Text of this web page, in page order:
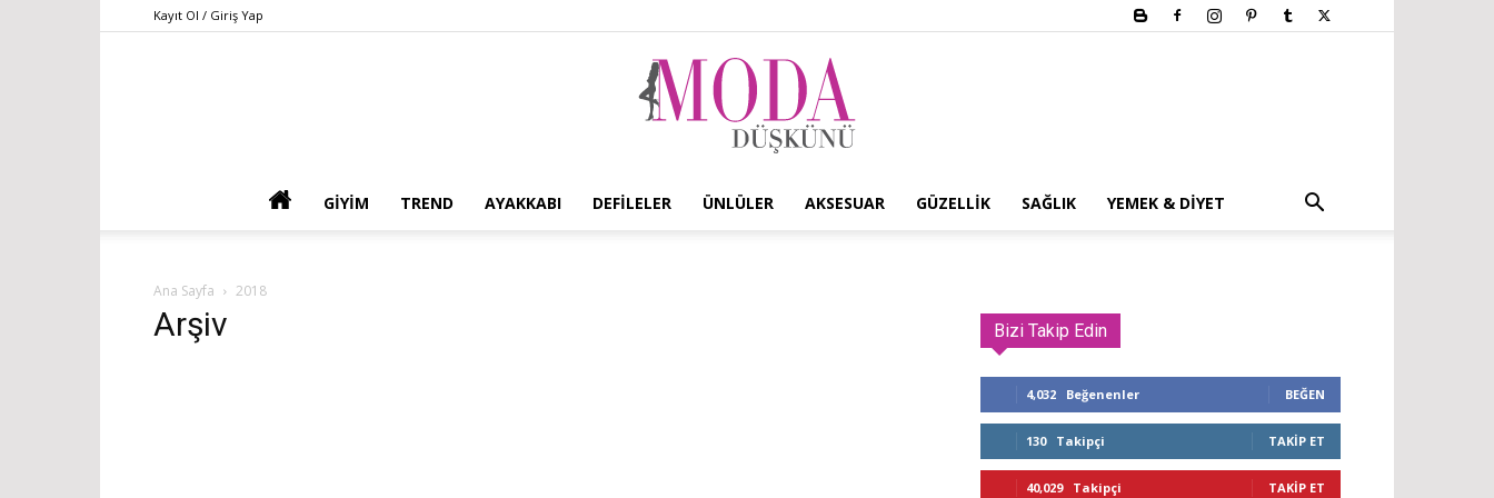
Kayıt Ol / Giriş Yap
GIYIM TREND AYAKKABI DEFILELER ÜNLÜLER AKSESUAR GÜZELLIK SAĞLIK YEMEK & DIYET
Ana Sayfa 2018
Arşiv Bizi Takip Edin
4,032 Beğenenler BEĞEN
130 Takipçi TAKIP ET
40,029 Takipçi TAKIP ET